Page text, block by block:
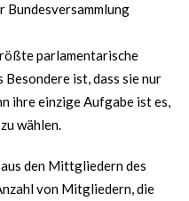
Bundesversammlung
parlamentarische
Besondere ist, dass sie nur
ihre einzige Aufgabe ist es,
wählen.
den Mittgliedern des
von Mitgliedern, die